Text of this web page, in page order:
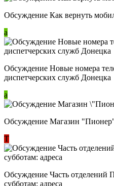
Обсуждение Как вернуть
a
Обсуждение Новые номера
диспетчерских служб Донецка
a
Обсуждение Магазин
Т
Обсуждение Часть отделений
субботам: адреса